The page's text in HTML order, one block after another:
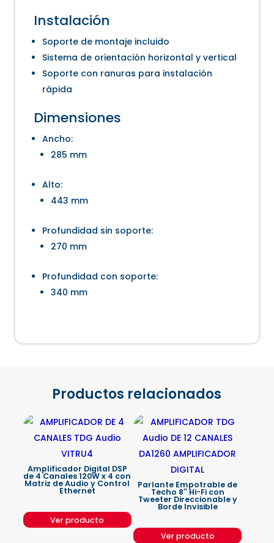
Instalación
Soporte de montaje incluido
Sistema de orientación horizontal y vertical
Soporte con ranuras para instalación
rápida
Dimensiones
Ancho:
285 mm
Alto:
443 mm
Profundidad sin soporte:
270 mm
Profundidad con soporte:
340 mm
Productos relacionados
Amplificador Digital DSP
de 4 Canales 120W x 4 con
Matriz de Audio y Control
Ethernet
Ver producto
Parlante Empotrable de
Techo 8″ Hi-Fi con
Tweeter Direccionable y
Borde Invisible
Ver producto